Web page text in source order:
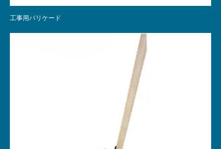
工事用バリケード